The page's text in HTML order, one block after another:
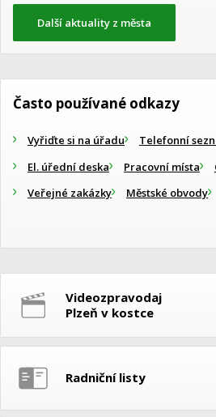
Další aktuality z města
Často používané odkazy
Vyřiďte si na úřadu
Telefonní
El. úřední deska
Pracovní místa
Veřejné zakázky
Městské obvody
Videozpravodaj
Plzeň v kostce
Radniční listy